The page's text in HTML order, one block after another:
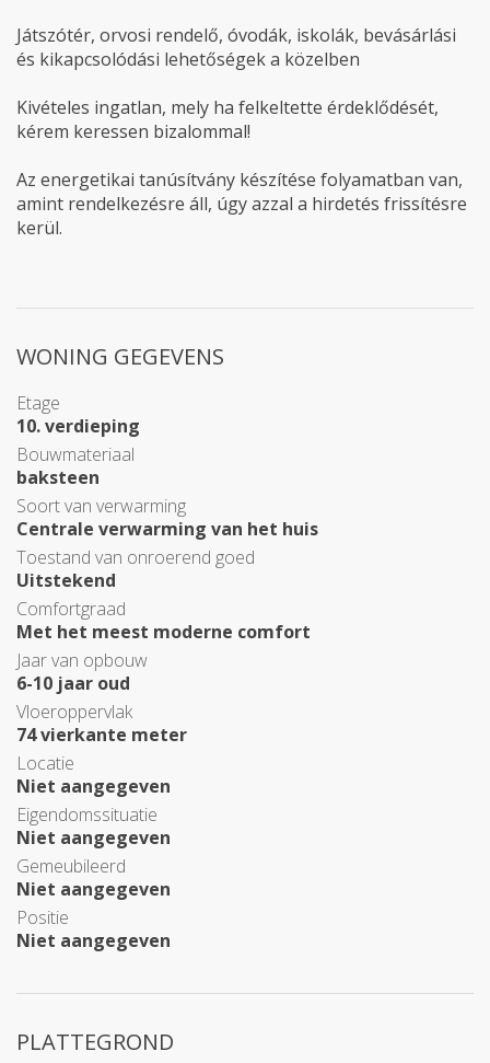
Játszótér, orvosi rendelő, óvodák, iskolák, bevásárlási
és kikapcsolódási lehetőségek a közelben
Kivételes ingatlan, mely ha felkeltette érdeklődését,
kérem keressen bizalommal!
Az energetikai tanúsítvány készítése folyamatban van,
amint rendelkezésre áll, úgy azzal a hirdetés frissítésre
kerül.
WONING GEGEVENS
Etage
10. verdieping
Bouwmateriaal
baksteen
Soort van verwarming
Centrale verwarming van het huis
Toestand van onroerend goed
Uitstekend
Comfortgraad
Met het meest moderne comfort
Jaar van opbouw
6-10 jaar oud
Vloeroppervlak
74 vierkante meter
Locatie
Niet aangegeven
Eigendomssituatie
Niet aangegeven
Gemeubileerd
Niet aangegeven
Positie
Niet aangegeven
PLATTEGROND